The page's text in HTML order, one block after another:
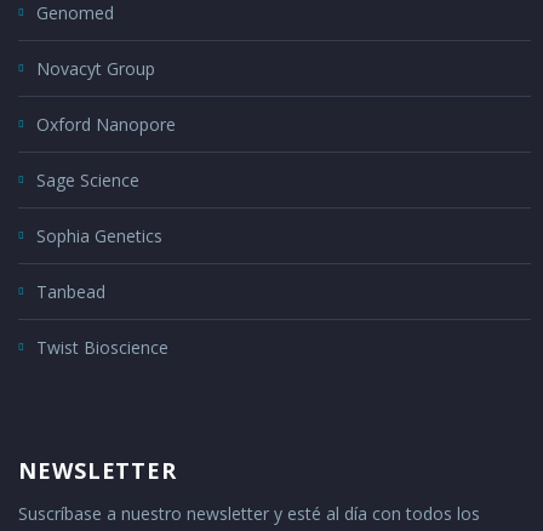
Genomed
Novacyt Group
Oxford Nanopore
Sage Science
Sophia Genetics
Tanbead
Twist Bioscience
NEWSLETTER
Suscríbase a nuestro newsletter y esté al día con todos los